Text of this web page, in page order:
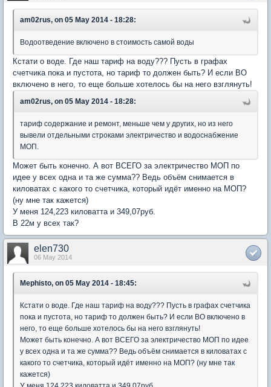
am02rus, on 05 May 2014 - 18:28:
Водоотведение включено в стоимость самой воды
Кстати о воде. Где наш тариф на воду??? Пусть в графах
счетчика пока и пустота, но тариф то должен быть? И если ВО
включено в него, то еще больше хотелось бы на него взглянуть!
am02rus, on 05 May 2014 - 18:28:
тариф содержание и ремонт, меньше чем у других, но из него
вывели отдельными строками электричество и водоснабжение
МОП.
Может быть конечно. А вот ВСЕГО за электричество МОП по
идее у всех одна и та же сумма?? Ведь объём снимается в
киловатах с какого то счетчика, который идёт именно на МОП?
(ну мне так кажется)
У меня 124,223 киловатта и 349,07руб.
В 22м у всех так?
elen730
06 May 2014
Mephisto, on 05 May 2014 - 18:45:
Кстати о воде. Где наш тариф на воду??? Пусть в графах счетчика
пока и пустота, но тариф то должен быть? И если ВО включено в
него, то еще больше хотелось бы на него взглянуть!
Может быть конечно. А вот ВСЕГО за электричество МОП по идее
у всех одна и та же сумма?? Ведь объём снимается в киловатах с
какого то счетчика, который идёт именно на МОП? (ну мне так
кажется)